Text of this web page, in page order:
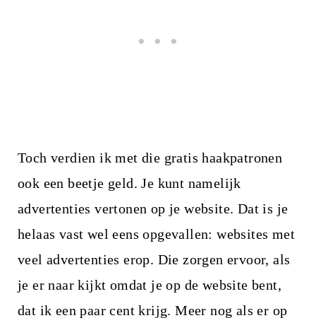
Toch verdien ik met die gratis haakpatronen
ook een beetje geld. Je kunt namelijk
advertenties vertonen op je website. Dat is je
helaas vast wel eens opgevallen: websites met
veel advertenties erop. Die zorgen ervoor, als
je er naar kijkt omdat je op de website bent,
dat ik een paar cent krijg. Meer nog als er op